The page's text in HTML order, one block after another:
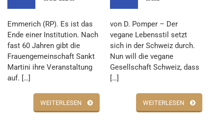
Emmerich (RP). Es ist das
Ende einer Institution. Nach
fast 60 Jahren gibt die
Frauengemeinschaft Sankt
Martini ihre Veranstaltung
auf. […]
WEITERLESEN
von D. Pomper – Der
vegane Lebensstil setzt
sich in der Schweiz durch.
Nun will die vegane
Gesellschaft Schweiz, dass
[…]
WEITERLESEN